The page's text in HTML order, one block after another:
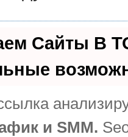
Сайты В
и SMM.